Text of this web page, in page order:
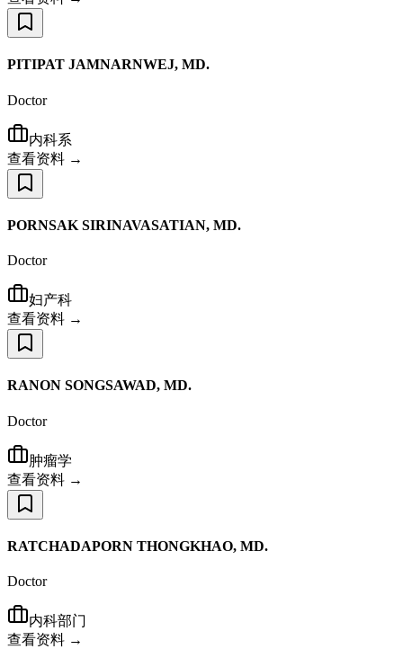
PITIPAT JAMNARNWEJ, MD.
Doctor
内科系
查看资料 →
PORNSAK SIRINAVASATIAN, MD.
Doctor
妇产科
查看资料 →
RANON SONGSAWAD, MD.
Doctor
肿瘤学
查看资料 →
RATCHADAPORN THONGKHAO, MD.
Doctor
内科部门
查看资料 →